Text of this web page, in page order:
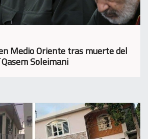
Medio Oriente tras muerte del
Soleimani